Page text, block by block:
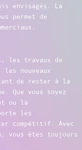
envisagés. La
permet de
les travaux de
nouveaux
de rester à la
Que vous soyez
ou la
les
compétitif. Avec
vous êtes toujours